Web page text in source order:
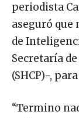
periodista
aseguró que
de
Secretaría
(SHCP)-,
“Termino